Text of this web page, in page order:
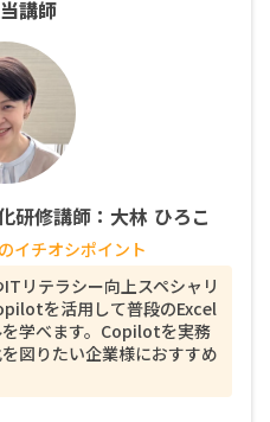
講師
研修講師：大林 ひろこ
イチオシポイント
リテラシー向上スペシャリ
を活用して普段のExcel
学べます。Copilotを実務
図りたい企業様におすすめ